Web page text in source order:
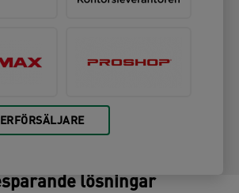
lösningar